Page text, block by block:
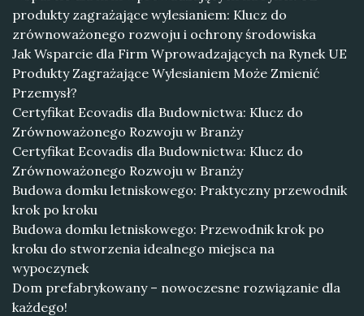
produkty zagrażające wylesianiem: Klucz do
zrównoważonego rozwoju i ochrony środowiska
Jak Wsparcie dla Firm Wprowadzających na Rynek UE
Produkty Zagrażające Wylesianiem Może Zmienić
Przemysł?
Certyfikat Ecovadis dla Budownictwa: Klucz do
Zrównoważonego Rozwoju w Branży
Certyfikat Ecovadis dla Budownictwa: Klucz do
Zrównoważonego Rozwoju w Branży
Budowa domku letniskowego: Praktyczny przewodnik
krok po kroku
Budowa domku letniskowego: Przewodnik krok po
kroku do stworzenia idealnego miejsca na
wypoczynek
Dom prefabrykowany – nowoczesne rozwiązanie dla
każdego!